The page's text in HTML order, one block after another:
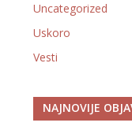
Uncategorized
Uskoro
Vesti
NAJNOVIJE